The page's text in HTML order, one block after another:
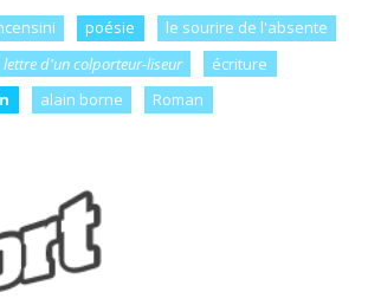
poésie
le sourire de l'absente
lettre d'un colporteur-liseur
écriture
alain borne Roman